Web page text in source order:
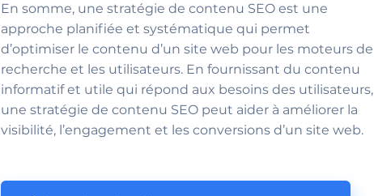
En somme, une stratégie de contenu SEO est une
approche planifiée et systématique qui permet
d’optimiser le contenu d’un site web pour les moteurs de
recherche et les utilisateurs. En fournissant du contenu
informatif et utile qui répond aux besoins des utilisateurs,
une stratégie de contenu SEO peut aider à améliorer la
visibilité, l’engagement et les conversions d’un site web.